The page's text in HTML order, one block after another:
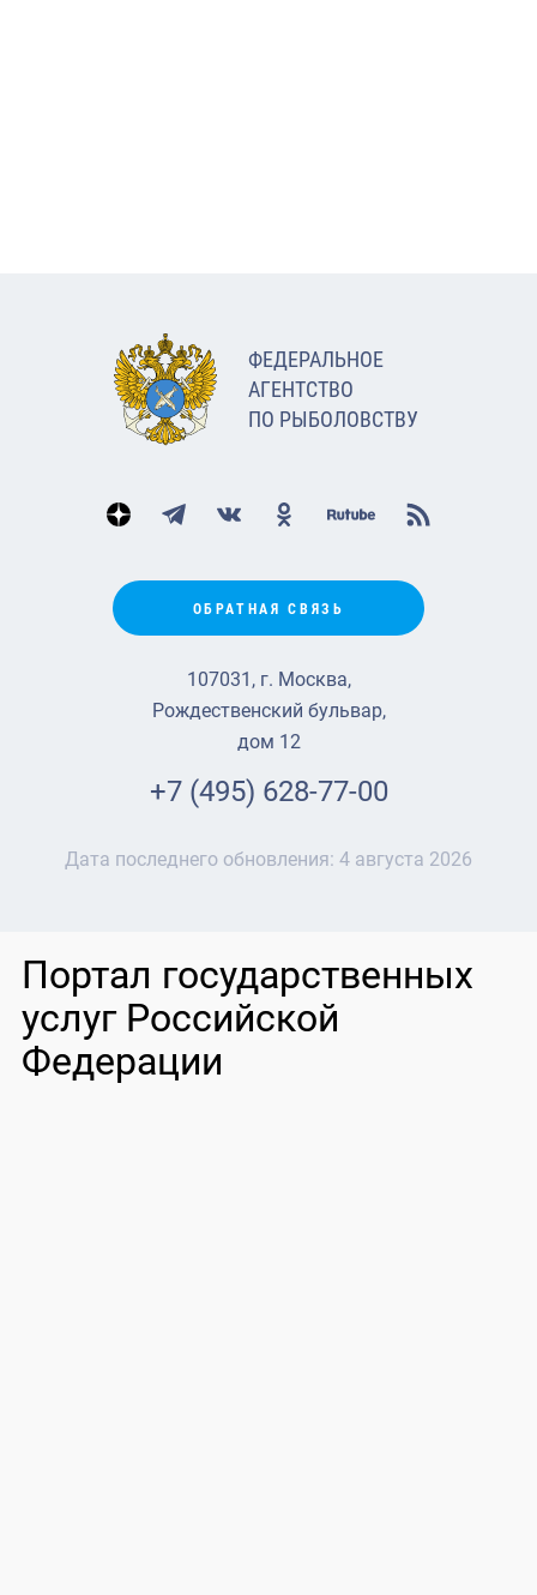
ФЕДЕРАЛЬНОЕ
АГЕНТСТВО
ПО РЫБОЛОВСТВУ
ОБРАТНАЯ СВЯЗЬ
107031, г. Москва,
Рождественский бульвар,
дом 12
+7 (495) 628-77-00
Дата последнего обновления: 4 августа 2026
Портал государственных
услуг Российской
Федерации